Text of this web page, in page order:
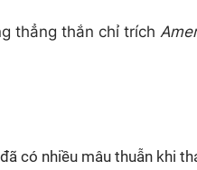
thẳng thắn chỉ trích
có nhiều mâu thuẫn khi